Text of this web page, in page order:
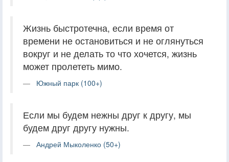
Жизнь быстротечна, если время от
времени не остановиться и не оглянуться
вокруг и не делать то что хочется, жизнь
может пролететь мимо.
Южный парк (100+)
Если мы будем нежны друг к другу, мы
будем друг другу нужны.
Андрей Мыколенко (50+)